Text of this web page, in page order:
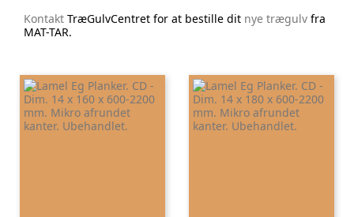
Kontakt TræGulvCentret for at bestille dit nye trægulv fra
MAT-TAR.